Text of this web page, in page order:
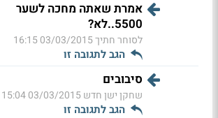
אמרת שאתה מחכה לשער
5500..לא?
לסוחר חתיך03/03/2015 16:15
הגב לתגובה זו
סיבובים
שחקן ישן חדש03/03/2015 15:04
הגב לתגובה זו